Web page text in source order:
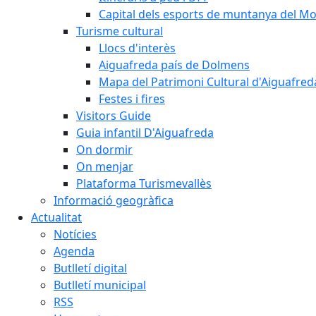
Capital dels esports de muntanya del
Turisme cultural
Llocs d'interès
Aiguafreda país de Dolmens
Mapa del Patrimoni Cultural
Festes i fires
Visitors Guide
Guia infantil D'Aiguafreda
On dormir
On menjar
Plataforma Turismevallès
Informació geogràfica
Actualitat
Notícies
Agenda
Butlletí digital
Butlletí municipal
RSS